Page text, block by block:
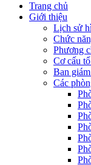
Trang chủ
Giới thiệu
Lịch sử
Chức
Phương
Cơ cấu
Ban
Các